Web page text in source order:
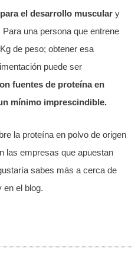
el desarrollo muscular y
una persona que entrene
de peso; obtener esa
puede ser
fuentes de proteína en
mínimo imprescindible.
la proteína en polvo de origen
las empresas que apuestan
sabes más a cerca de
en el blog.